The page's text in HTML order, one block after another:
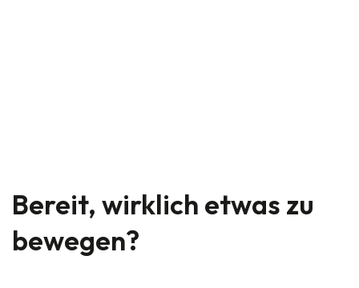
Bereit, wirklich etwas zu
bewegen?